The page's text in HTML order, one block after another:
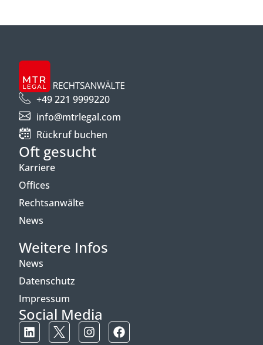
+49 221 9999220
info@mtrlegal.com
Rückruf buchen
Oft gesucht
Karriere
Offices
Rechtsanwälte
News
Weitere Infos
News
Datenschutz
Impressum
Social Media